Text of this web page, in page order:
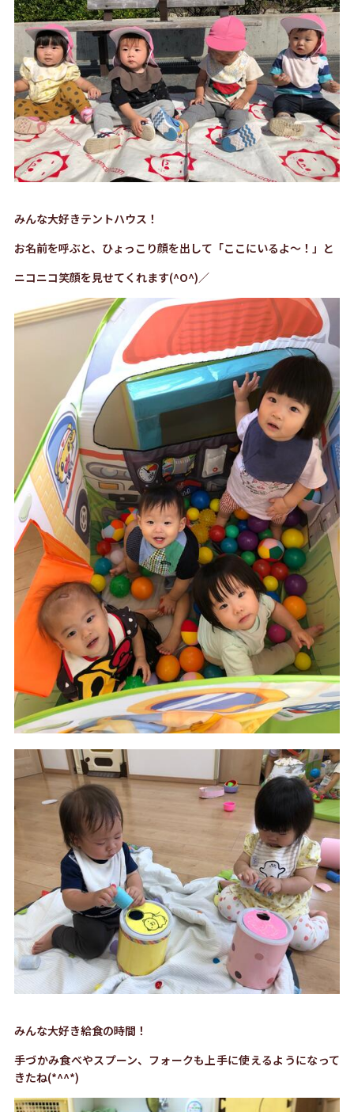
みんな大好きテントハウス！
お名前を呼ぶと、ひょっこり顔を出して「ここにいるよ～！」と
ニコニコ笑顔を見せてくれます(^O^)／
みんな大好き給食の時間！
手づかみ食べやスプーン、フォークも上手に使えるようになって
きたね(*^^*)